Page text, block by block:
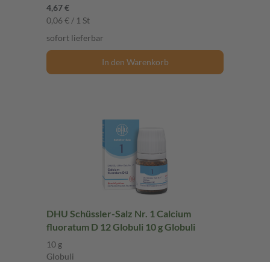
4,67 €
0,06 € / 1 St
sofort lieferbar
In den Warenkorb
DHU Schüssler-Salz Nr. 1 Calcium
fluoratum D 12 Globuli 10 g Globuli
10 g
Globuli